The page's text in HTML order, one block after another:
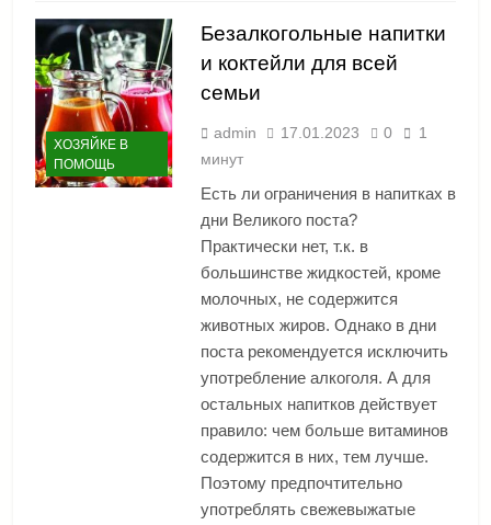
ХОЗЯЙКЕ В
ПОМОЩЬ
Безалкогольные напитки
и коктейли для всей
семьи
admin 17.01.2023 0
1
минут
Есть ли ограничения в напитках в
дни Великого поста?
Практически нет, т.к. в
большинстве жидкостей, кроме
молочных, не содержится
животных жиров. Однако в дни
поста рекомендуется исключить
употребление алкоголя. А для
остальных напитков действует
правило: чем больше витаминов
содержится в них, тем лучше.
Поэтому предпочтительно
употреблять свежевыжатые